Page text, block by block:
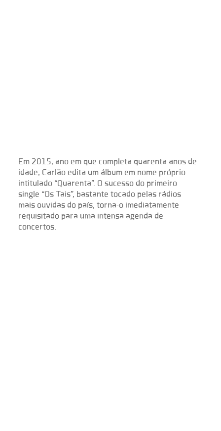
​Em 2015, ano em que completa quarenta anos de
idade, Carlão edita um álbum em nome próprio
intitulado “Quarenta”. O sucesso do primeiro
single “Os Tais”, bastante tocado pelas rádios
mais ouvidas do país, torna-o imediatamente
requisitado para uma intensa agenda de
concertos.